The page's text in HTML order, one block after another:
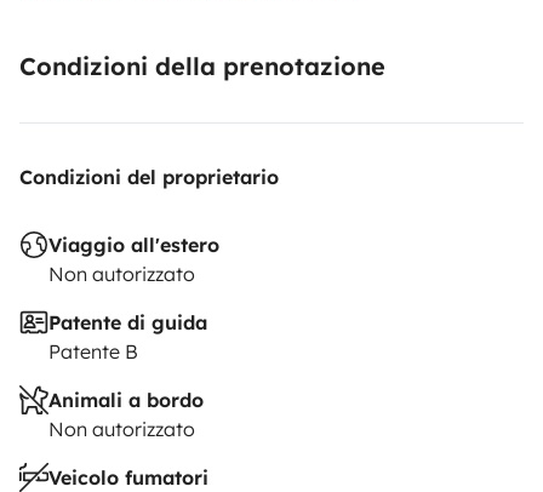
Condizioni della prenotazione
Condizioni del proprietario
Viaggio all'estero
Non autorizzato
Patente di guida
Patente B
Animali a bordo
Non autorizzato
Veicolo fumatori